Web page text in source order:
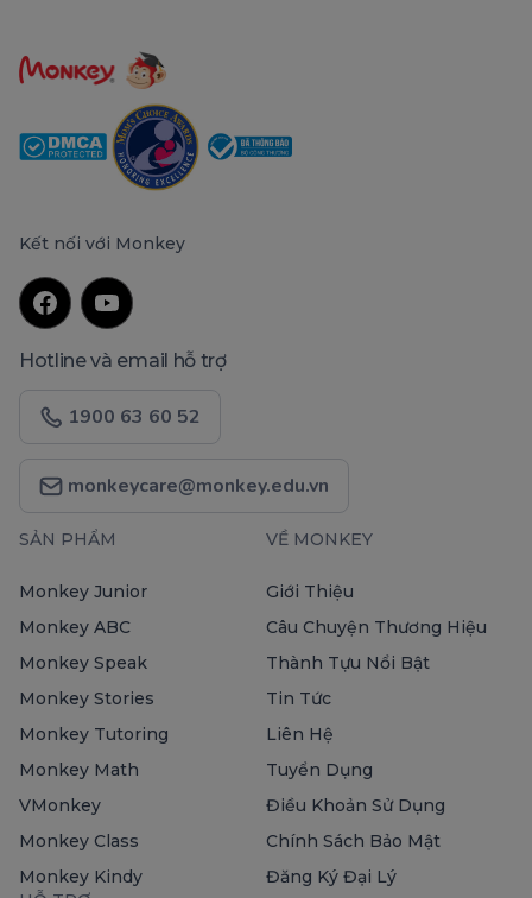
Kết nối với Monkey
Hotline và email hỗ trợ
1900 63 60 52
monkeycare@monkey.edu.vn
SẢN PHẨM
Monkey Junior
Monkey ABC
Monkey Speak
Monkey Stories
Monkey Tutoring
Monkey Math
VMonkey
Monkey Class
Monkey Kindy
VỀ MONKEY
Giới Thiệu
Câu Chuyện Thương Hiệu
Thành Tựu Nổi Bật
Tin Tức
Liên Hệ
Tuyển Dụng
Điều Khoản Sử Dụng
Chính Sách Bảo Mật
Đăng Ký Đại Lý